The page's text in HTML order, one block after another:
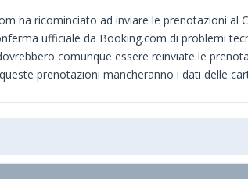
ha ricominciato ad inviare le prenotazioni al
ufficiale da Booking.com di problemi
comunque essere reinviate le
prenotazioni mancheranno i dati delle